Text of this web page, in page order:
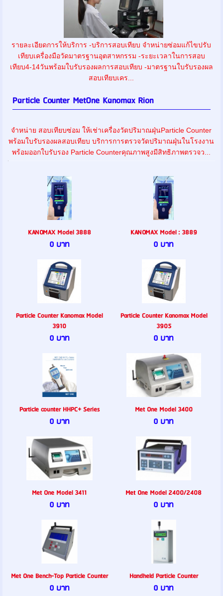
รายละเอียดการให้บริการ -บริการสอบเทียบ จำหน่ายซ่อมแก้ไขปรับ
เทียบเครื่องมือวัดมาตรฐานอุตสาหกรรม -ระยะเวลาในการสอบ
เทียบ4-14วันพร้อมใบรับรองผลการสอบเทียบ -มาตรฐานใบรับรองผล
สอบเทียบเคร...
Particle Counter MetOne Kanomax Rion
จำหน่าย สอบเทียบซ่อม ให้เช่าเครื่องวัดปริมาณฝุ่นParticle Counter
พร้อมใบรับรองผลสอบเทียบ บริการการตรวจวัดปริมาณฝุ่นในโรงงาน
พร้อมออกใบรับรอง Particle Counterคุณภาพสูงมีสิทธิภาพตรวจว...
KANOMAX Model 3888
0 บาท
KANOMAX Model : 3889
0 บาท
Particle Counter Kanomax Model
3910
0 บาท
Particle Counter Kanomax Model
3905
0 บาท
Particle counter HHPC+ Series
0 บาท
Met One Model 3400
0 บาท
Met One Model 3411
0 บาท
Met One Model 2400/2408
0 บาท
Met One Bench-Top Particle Counter
0 บาท
Handheld Particle Counter
0 บาท